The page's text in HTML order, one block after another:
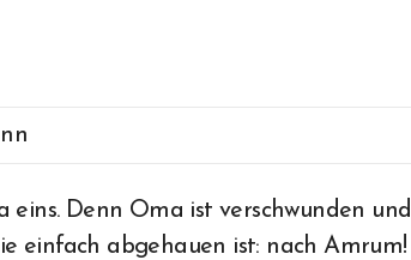
Denn Oma ist verschwunden und
einfach abgehauen ist: nach Amrum!